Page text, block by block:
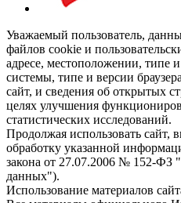
Уважаемый пользователь,
файлов cookie и
адресе, местоположении, типе
системы, типе и версии
сайт, и сведения об открытых
целях улучшения
статистических исследований.
Продолжая использовать сайт,
обработку указанной
закона от 27.07.2006 № 152-ФЗ
данных").
Использование материалов